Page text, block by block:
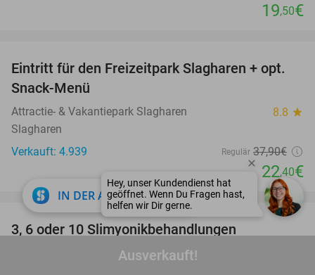
Ausverkauft!
19,50€
41%
Eintritt für den Freizeitpark Slagharen + opt.
Snack-Menü
Attractie- & Vakantiepark Slagharen 8.8 star
Slagharen
Verkauft: 4.939
Regulär 37,90€
22,40€
74%
favorite_border
3, 6 oder 10 Slimyonikbehandlungen
IN DER APP ÖFFNEN close